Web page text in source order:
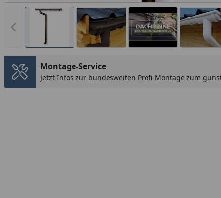
Vorheriges Bild anzeigen
Montage-Service
Jetzt Infos zur bundesweiten Profi-Montage zum